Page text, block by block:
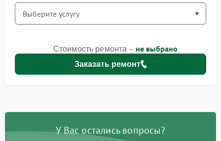
Заказать ремонт
Стоимость ремонта – не выбрано
У Вас остались вопросы?